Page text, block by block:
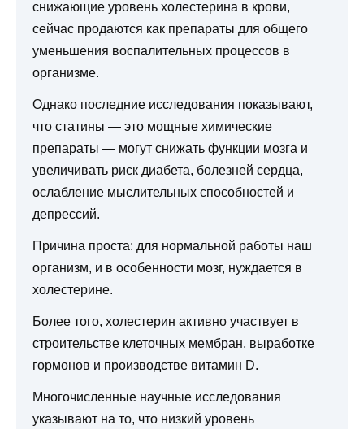
снижающие уровень холестерина в крови,
сейчас продаются как препараты для общего
уменьшения воспалительных процессов в
организме.
Однако последние исследования показывают,
что статины — это мощные химические
препараты — могут снижать функции мозга и
увеличивать риск диабета, болезней сердца,
ослабление мыслительных способностей и
депрессий.
Причина проста: для нормальной работы наш
организм, и в особенности мозг, нуждается в
холестерине.
Более того, холестерин активно участвует в
строительстве клеточных мембран, выработке
гормонов и производстве витамин D.
Многочисленные научные исследования
указывают на то, что низкий уровень